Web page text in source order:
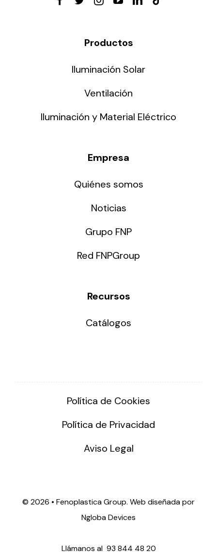
Productos
Iluminación Solar
Ventilación
Iluminación y Material Eléctrico
Empresa
Quiénes somos
Noticias
Grupo FNP
Red FNPGroup
Recursos
Catálogos
Política de Cookies
Política de Privacidad
Aviso Legal
© 2026 • Fenoplastica Group. Web diseñada por
Ngloba Devices
Llámanos al 93 844 48 20